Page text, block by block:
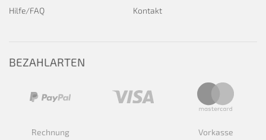
Hilfe/FAQ
Kontakt
BEZAHLARTEN
Rechnung Vorkasse